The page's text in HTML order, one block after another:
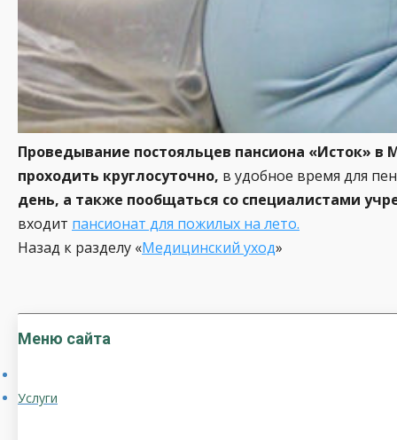
Проведывание постояльцев пансиона «Исток»
проходить круглосуточно, в удобное время для
день, а также пообщаться со специалистами
входит пансионат для пожилых на лето.
Назад к разделу «Медицинский уход»
Меню сайта
Услуги